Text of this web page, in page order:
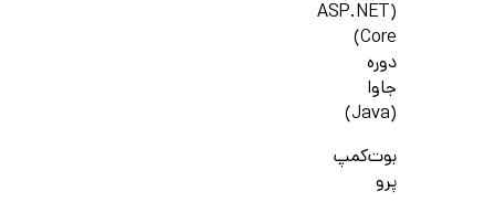
(ASP.NET
Core)
دوره
جاوا
(Java)
بوت‌کمپ
پرو